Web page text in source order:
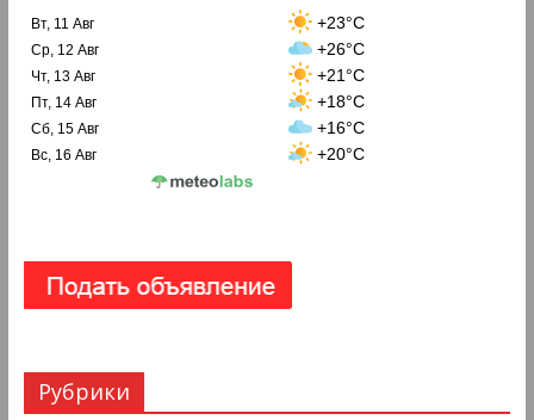
Вт, 11 Авг +23°C
Ср, 12 Авг +26°C
Чт, 13 Авг +21°C
Пт, 14 Авг +18°C
Сб, 15 Авг +16°C
Вс, 16 Авг +20°C
Рубрики